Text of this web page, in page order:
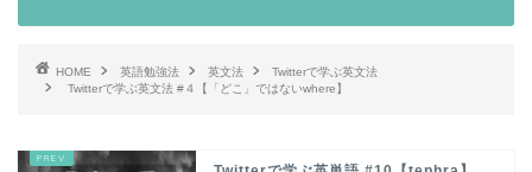
HOME 英語勉強法 英文法
Twitterで学ぶ英文法
Twitterで学ぶ英文法 #４【「どこ」ではないwhere】